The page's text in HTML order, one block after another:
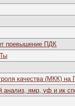
превышение ПДК
качества (МКК) на
ямр, уф и ик